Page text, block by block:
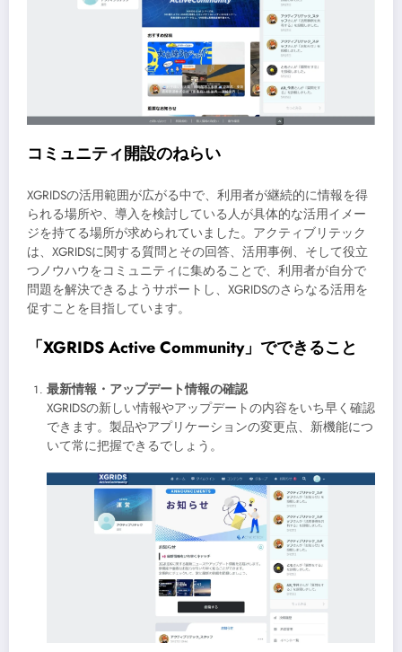
コミュニティ開設のねらい
XGRIDSの活用範囲が広がる中で、利用者が継続的に情報を得
られる場所や、導入を検討している人が具体的な活用イメー
ジを持てる場所が求められていました。アクティブリテック
は、XGRIDSに関する質問とその回答、活用事例、そして役立
つノウハウをコミュニティに集めることで、利用者が自分で
問題を解決できるようサポートし、XGRIDSのさらなる活用を
促すことを目指しています。
「XGRIDS Active Community」でできること
最新情報・アップデート情報の確認
XGRIDSの新しい情報やアップデートの内容をいち早く確認
できます。製品やアプリケーションの変更点、新機能につ
いて常に把握できるでしょう。